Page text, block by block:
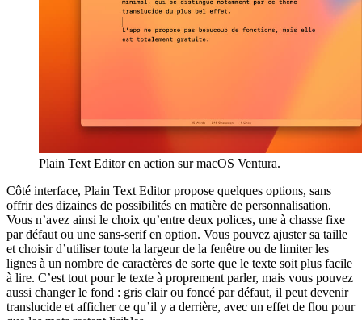
Plain Text Editor en action sur macOS Ventura.
Côté interface, Plain Text Editor propose quelques options, sans
offrir des dizaines de possibilités en matière de personnalisation.
Vous n’avez ainsi le choix qu’entre deux polices, une à chasse fixe
par défaut ou une sans-serif en option. Vous pouvez ajuster sa taille
et choisir d’utiliser toute la largeur de la fenêtre ou de limiter les
lignes à un nombre de caractères de sorte que le texte soit plus facile
à lire. C’est tout pour le texte à proprement parler, mais vous pouvez
aussi changer le fond : gris clair ou foncé par défaut, il peut devenir
translucide et afficher ce qu’il y a derrière, avec un effet de flou pour